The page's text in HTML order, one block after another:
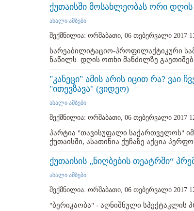
ქუთაისში მოსახლეობას ორი
ახალი ამბები
შექმნილია: ორშაბათი, 06 თებერვალი 2017
სარეაბილიტაციო-პროფილაქტიკური
ნაწილს დღის ოთხი მანძილზე
"კანეცი" ამის არის იცით რა? ვაი
"ითევზავა" (ვიდეო)
ახალი ამბები
შექმნილია: ორშაბათი, 06 თებერვალი 2017
პარტია "თავისუფალი საქართველოს"
ქუთაისში, ასათინია ქუჩაზე აქცია
ქუთაისის „ნიღბების თეატრში“
ახალი ამბები
შექმნილია: ორშაბათი, 06 თებერვალი 2017
"ბერიკაობა" - აღნიშნული სპექტაკლის